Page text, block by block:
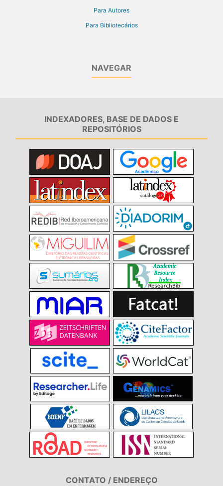
Para Autores
Para Bibliotecários
NAVEGAR
INDEXADORES, BASE DE DADOS E
REPOSITÓRIOS
CONTATO / ENDEREÇO